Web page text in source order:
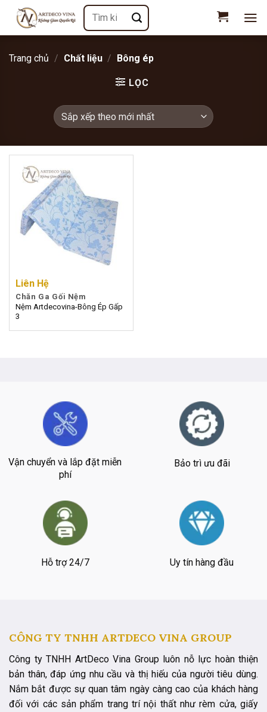
Chuyển
nội
dung
Tìm
kiếm:
Trang chủ / Chất liệu / Bông ép
LỌC
Chăn Ga Gối Nệm
Nệm Artdecovina-Bông Ép Gấp
3
Liên Hệ
Vận chuyển và lắp đặt miễn
phí
Bảo trì ưu đãi
Hỗ trợ 24/7 Uy tín hàng đầu
CÔNG TY TNHH ARTDECO VINA GROUP
Công ty TNHH ArtDeco Vina Group luôn nỗ lực hoàn thiện
bản thân, đáp ứng nhu cầu và thị hiếu của người tiêu dùng.
Nắm bắt được sự quan tâm ngày càng cao của khách hàng
đối với các sản phẩm trang trí nội thất như rèm cửa, giấy